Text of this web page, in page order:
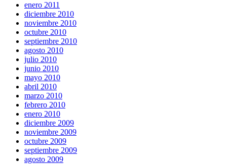
enero 2011
diciembre 2010
noviembre 2010
octubre 2010
septiembre 2010
agosto 2010
julio 2010
junio 2010
mayo 2010
abril 2010
marzo 2010
febrero 2010
enero 2010
diciembre 2009
noviembre 2009
octubre 2009
septiembre 2009
agosto 2009